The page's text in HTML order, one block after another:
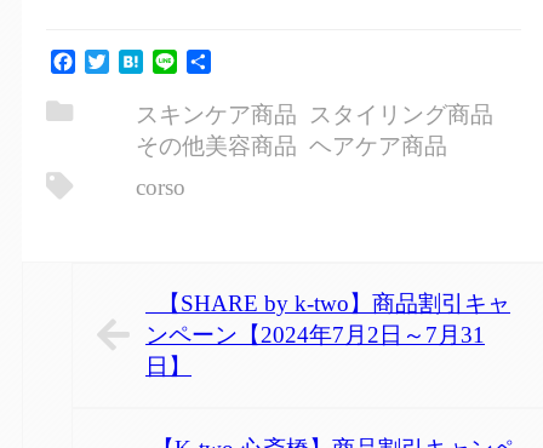
FacebookTwitterHatenaLine
スキンケア商品
スタイリング商品
その他美容商品 ヘアケア商品
corso
【SHARE by k-two】商品割引キャ
ンペーン【2024年7月2日～7月31
日】